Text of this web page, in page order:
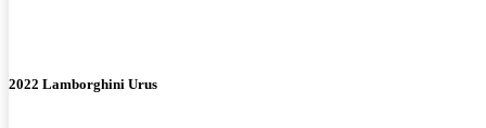
2022 Lamborghini Urus